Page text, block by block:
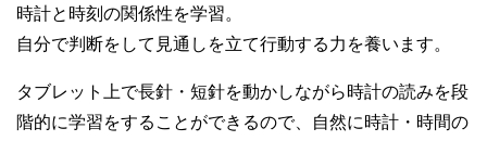
時計と時刻の関係性を学習。
自分で判断をして見通しを立て行動する力を養います。
タブレット上で長針・短針を動かしながら時計の読みを段
階的に学習をすることができるので、自然に時計・時間の